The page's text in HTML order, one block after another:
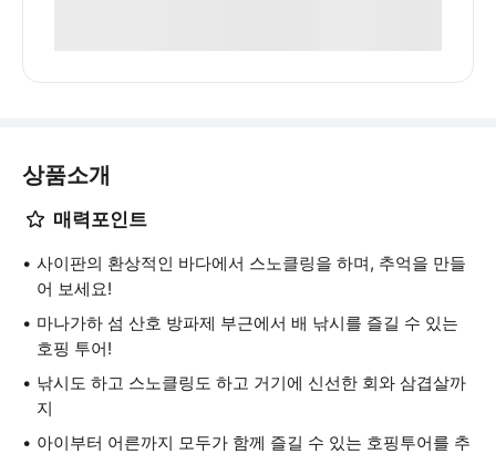
상품소개
매력포인트
사이판의 환상적인 바다에서 스노클링을 하며, 추억을 만들
어 보세요!
마나가하 섬 산호 방파제 부근에서 배 낚시를 즐길 수 있는
호핑 투어!
낚시도 하고 스노클링도 하고 거기에 신선한 회와 삼겹살까
지
아이부터 어른까지 모두가 함께 즐길 수 있는 호핑투어를 추